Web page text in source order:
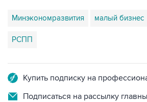
Минэкономразвития малый бизнес
РСПП
Купить подписку на
Подписаться на рассылку